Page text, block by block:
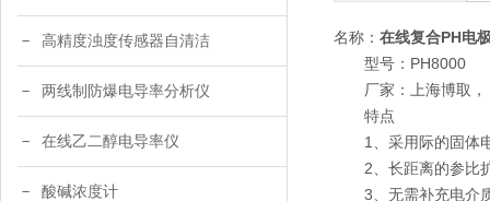
高精度浊度传感器自清洁
两线制防爆电导率分析仪
在线乙二醇电导率仪
酸碱浓度计
名称： 在线复合PH电
型号：PH8000
厂家：上海博取，
特点
1、采用际的固体电
2、长距离的参比扩
3、无需补充电介